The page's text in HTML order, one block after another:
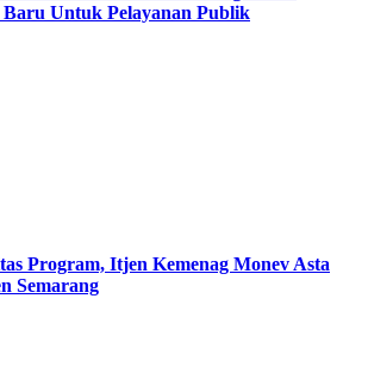
Untuk Pelayanan Publik
Program, Itjen Kemenag Monev Asta
Semarang